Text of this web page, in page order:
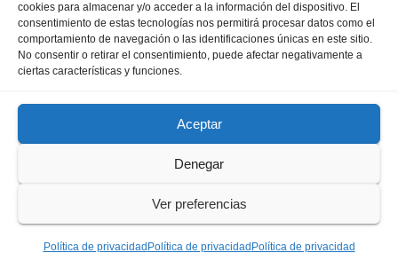
cookies para almacenar y/o acceder a la información del dispositivo. El
consentimiento de estas tecnologías nos permitirá procesar datos como el
comportamiento de navegación o las identificaciones únicas en este sitio.
No consentir o retirar el consentimiento, puede afectar negativamente a
ciertas características y funciones.
Aceptar
Denegar
Ver preferencias
Política de privacidad Política de privacidad Política de privacidad